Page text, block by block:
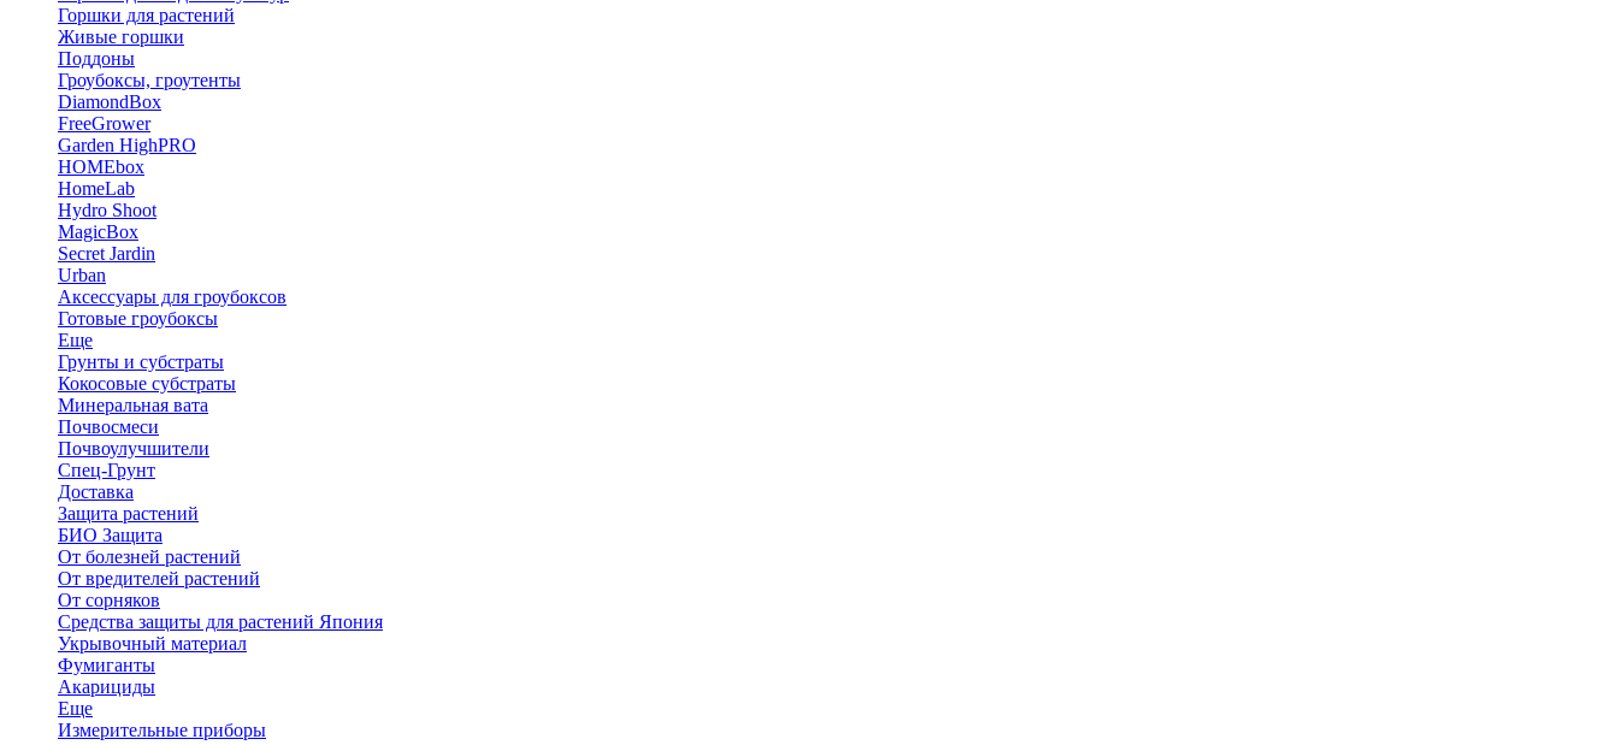
Горшки для растений
Живые горшки
Поддоны
Гроубоксы, гроутенты
DiamondBox
FreeGrower
Garden HighPRO
HOMEbox
HomeLab
Hydro Shoot
MagicBox
Secret Jardin
Urban
Аксессуары для гроубоксов
Готовые гроубоксы
Еще
Грунты и субстраты
Кокосовые субстраты
Минеральная вата
Почвосмеси
Почвоулучшители
Спец-Грунт
Доставка
Защита растений
БИО Защита
От болезней растений
От вредителей растений
От сорняков
Средства защиты для растений Япония
Укрывочный материал
Фумиганты
Акарициды
Еще
Измерительные приборы